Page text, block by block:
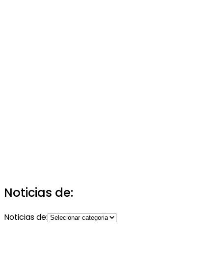
Noticias de:
Noticias de: